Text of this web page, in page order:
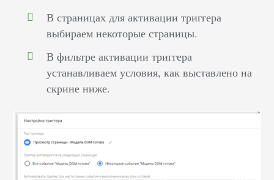
В страницах для активации триггера
выбираем некоторые страницы.
В фильтре активации триггера
устанавливаем условия, как выставлено на
скрине ниже.